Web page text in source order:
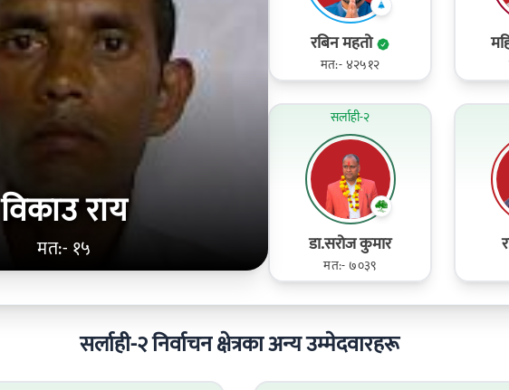
विकाउ राय
मत:- १५
रबिन महतो
मत:- ४२५१२
सर्लाही-२
डा.सरोज कुमार
मत:- ७०३९
सर्लाही-२ निर्वाचन क्षेत्रका अन्य उम्मेदवारहरू